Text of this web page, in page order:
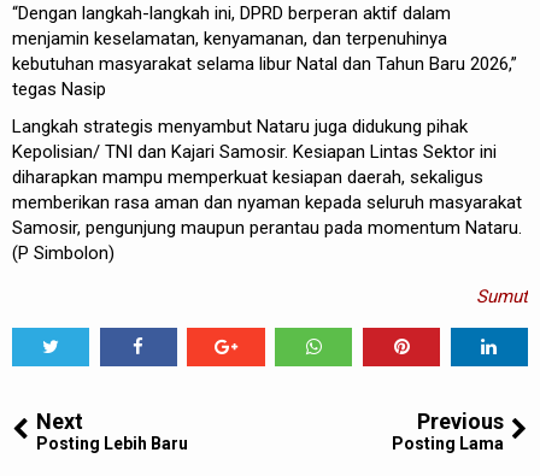
“Dengan langkah-langkah ini, DPRD berperan aktif dalam
menjamin keselamatan, kenyamanan, dan terpenuhinya
kebutuhan masyarakat selama libur Natal dan Tahun Baru 2026,”
tegas Nasip
Langkah strategis menyambut Nataru juga didukung pihak
Kepolisian/ TNI dan Kajari Samosir. Kesiapan Lintas Sektor ini
diharapkan mampu memperkuat kesiapan daerah, sekaligus
memberikan rasa aman dan nyaman kepada seluruh masyarakat
Samosir, pengunjung maupun perantau pada momentum Nataru.
(P Simbolon)
Sumut
Next
Posting Lebih Baru
Previous
Posting Lama